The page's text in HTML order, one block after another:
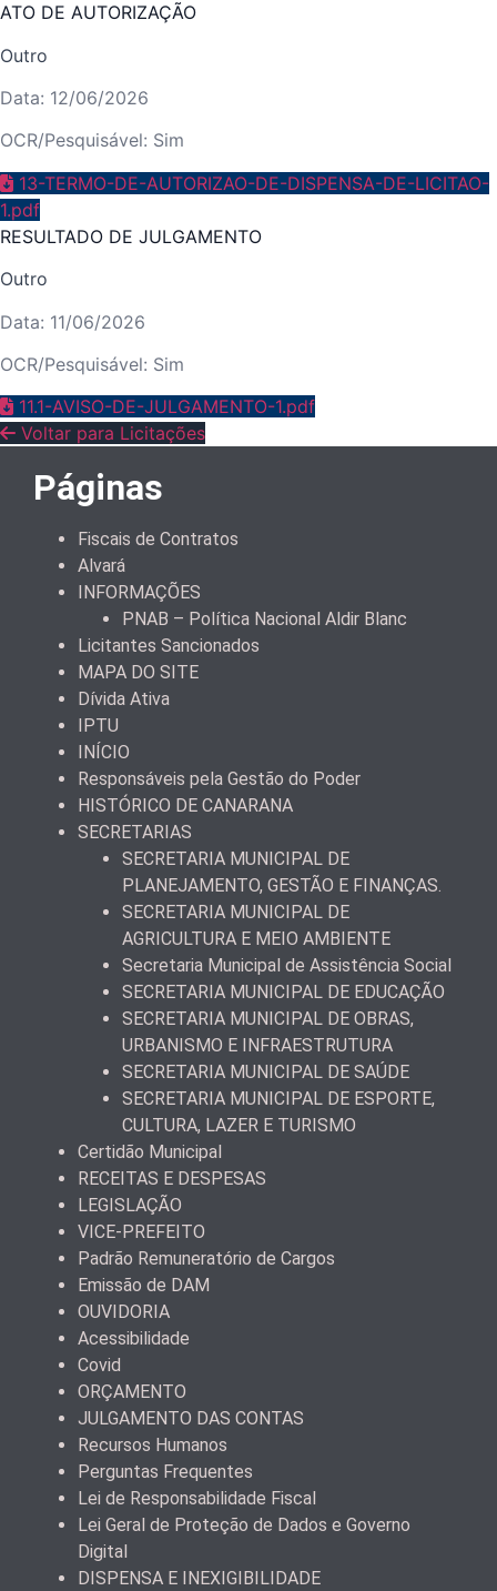
ATO DE AUTORIZAÇÃO
Outro
Data: 12/06/2026
OCR/Pesquisável: Sim
13-TERMO-DE-AUTORIZAO-DE-DISPENSA-DE-LICITAO-
1.pdf
RESULTADO DE JULGAMENTO
Outro
Data: 11/06/2026
OCR/Pesquisável: Sim
11.1-AVISO-DE-JULGAMENTO-1.pdf
Voltar para Licitações
Páginas
Fiscais de Contratos
Alvará
INFORMAÇÕES
PNAB – Política Nacional Aldir Blanc
Licitantes Sancionados
MAPA DO SITE
Dívida Ativa
IPTU
INÍCIO
Responsáveis pela Gestão do Poder
HISTÓRICO DE CANARANA
SECRETARIAS
SECRETARIA MUNICIPAL DE
PLANEJAMENTO, GESTÃO E FINANÇAS.
SECRETARIA MUNICIPAL DE
AGRICULTURA E MEIO AMBIENTE
Secretaria Municipal de Assistência Social
SECRETARIA MUNICIPAL DE EDUCAÇÃO
SECRETARIA MUNICIPAL DE OBRAS,
URBANISMO E INFRAESTRUTURA
SECRETARIA MUNICIPAL DE SAÚDE
SECRETARIA MUNICIPAL DE ESPORTE,
CULTURA, LAZER E TURISMO
Certidão Municipal
RECEITAS E DESPESAS
LEGISLAÇÃO
VICE-PREFEITO
Padrão Remuneratório de Cargos
Emissão de DAM
OUVIDORIA
Acessibilidade
Covid
ORÇAMENTO
JULGAMENTO DAS CONTAS
Recursos Humanos
Perguntas Frequentes
Lei de Responsabilidade Fiscal
Lei Geral de Proteção de Dados e Governo
Digital
DISPENSA E INEXIGIBILIDADE